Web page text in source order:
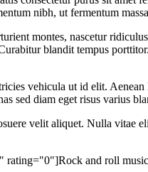
nibh, ut fermentum
montes, nascetur
blandit tempus
vehicula ut id elit. Aenean
sed diam eget risus varius
velit aliquet. Nulla vitae
and roll